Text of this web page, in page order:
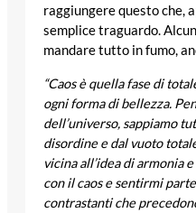
raggiungere questo che,
semplice traguardo.
mandare tutto in fumo,
“Caos è quella fase di
ogni forma di bellezza.
dell’universo, sappiamo
disordine e dal vuoto
vicina all’idea di armonia
con il caos e sentirmi
contrastanti che